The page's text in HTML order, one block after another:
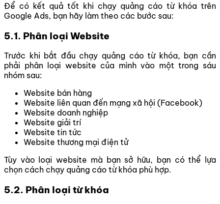
Để có kết quả tốt khi chạy quảng cáo từ khóa trên
Google Ads, bạn hãy làm theo các bước sau:
5.1. Phân loại Website
Trước khi bắt đầu chạy quảng cáo từ khóa, bạn cần
phải phân loại website của mình vào một trong sáu
nhóm sau:
Website bán hàng
Website liên quan đến mạng xã hội (Facebook)
Website doanh nghiệp
Website giải trí
Website tin tức
Website thương mại điện tử
Tùy vào loại website mà bạn sở hữu, bạn có thể lựa
chọn cách chạy quảng cáo từ khóa phù hợp.
5.2. Phân loại từ khóa